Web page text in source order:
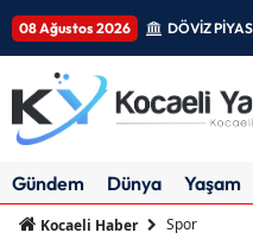
08 Ağustos 2026 DÖVİZ
Gündem Dünya Yaşam
Kocaeli Haber Spor